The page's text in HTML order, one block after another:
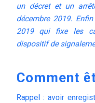
un décret et un
décembre 2019.
2019 qui fixe les
dispositif de
Comment
Rappel : avoir